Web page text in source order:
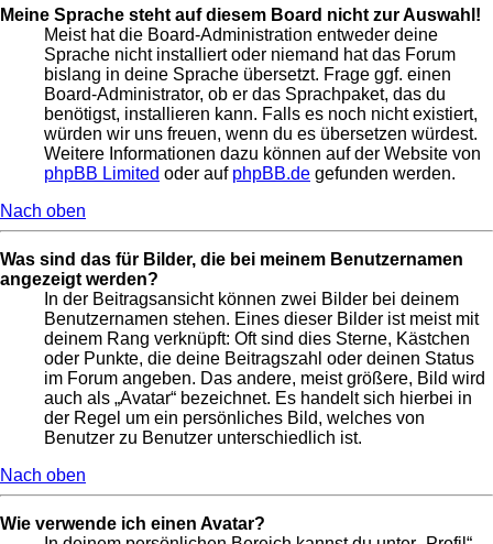
Meine Sprache steht auf diesem Board nicht zur Auswahl!
Meist hat die Board-Administration entweder deine
Sprache nicht installiert oder niemand hat das Forum
bislang in deine Sprache übersetzt. Frage ggf. einen
Board-Administrator, ob er das Sprachpaket, das du
benötigst, installieren kann. Falls es noch nicht existiert,
würden wir uns freuen, wenn du es übersetzen würdest.
Weitere Informationen dazu können auf der Website von
phpBB Limited oder auf phpBB.de gefunden werden.
Nach oben
Was sind das für Bilder, die bei meinem Benutzernamen
angezeigt werden?
In der Beitragsansicht können zwei Bilder bei deinem
Benutzernamen stehen. Eines dieser Bilder ist meist mit
deinem Rang verknüpft: Oft sind dies Sterne, Kästchen
oder Punkte, die deine Beitragszahl oder deinen Status
im Forum angeben. Das andere, meist größere, Bild wird
auch als „Avatar“ bezeichnet. Es handelt sich hierbei in
der Regel um ein persönliches Bild, welches von
Benutzer zu Benutzer unterschiedlich ist.
Nach oben
Wie verwende ich einen Avatar?